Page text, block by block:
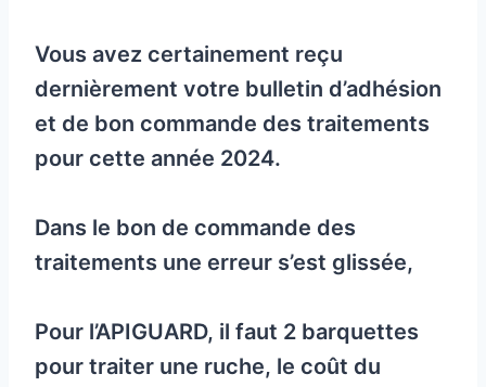
Vous avez certainement reçu
dernièrement votre bulletin d’adhésion
et de bon commande des traitements
pour cette année 2024.
Dans le bon de commande des
traitements une erreur s’est glissée,
Pour l’APIGUARD, il faut 2 barquettes
pour traiter une ruche, le coût du